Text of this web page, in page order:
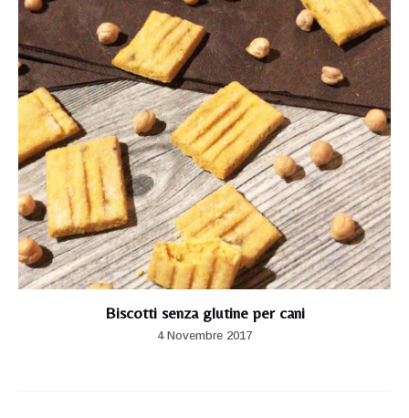
Biscotti senza glutine per cani
4 Novembre 2017